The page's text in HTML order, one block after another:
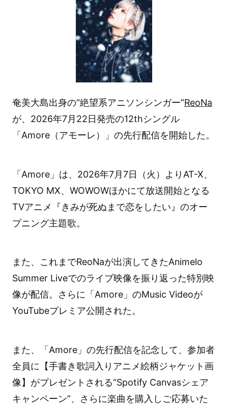
奄美大島出身の“絶望系アニソンシンガー”ReoNa
が、2026年7月22日発売の12thシングル
「Amore（アモーレ）」の先行配信を開始した。
「Amore」は、2026年7月7日（火）よりAT-X、
TOKYO MX、WOWOWほかにて放送開始となる
TVアニメ『きみが死ぬまで恋をしたい』のオー
プニング主題歌。
また、これまでReoNaが出演してきたAnimelo
Summer Liveでのライブ映像を振り返った特別映
像が配信。さらに「Amore」のMusic Videoが
YouTubeプレミア公開された。
また、「Amore」の先行配信を記念して、参加者
全員に【手書き歌詞入りアニメ絵柄ジャケット画
像】がプレゼントされる“Spotify Canvasシェア
キャンペーン”、さらに楽曲を購入しご応募いた